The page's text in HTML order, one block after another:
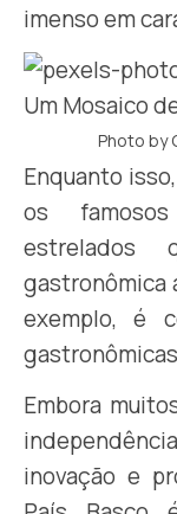
imenso em
Photo by
Enquanto
os
estrelados
gastronômica
exemplo, é
Embora
inovação e